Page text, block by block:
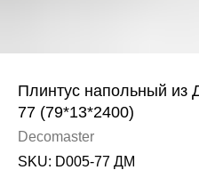
Плинтус напольный из
77 (79*13*2400)
Decomaster
SKU: D005-77 ДМ